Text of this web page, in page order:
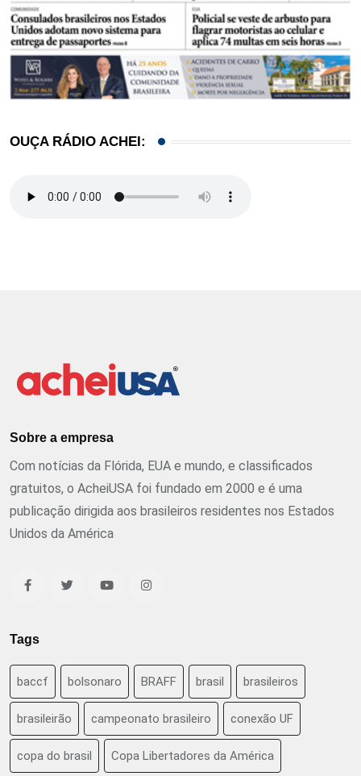
OUÇA RÁDIO ACHEI:
Sobre a empresa
Com notícias da Flórida, EUA e mundo, e classificados
gratuitos, o AcheiUSA foi fundado em 2000 e é uma
publicação dirigida aos brasileiros residentes nos Estados
Unidos da América
Tags
baccf bolsonaro BRAFF brasil brasileiros
brasileirão campeonato brasileiro conexão UF
copa do brasil Copa Libertadores da América